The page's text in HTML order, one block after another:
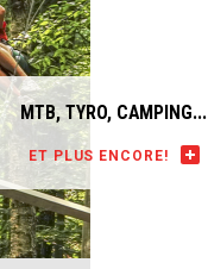
MTB, TYRO, CAMPING...
ET PLUS ENCORE!